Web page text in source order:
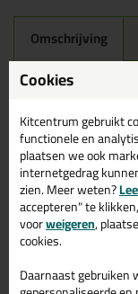
Omschrijving
Mapei
149 -
Zoek je Mapei
Gevonden! Deze
Vulkaan zand is te
Een professioneel
gebruiken is. Bestel
Vulkaan zand
= morgen in huis.
Wil je meer weten
product?Lees alles
Cookies
Kitcentrum gebruikt
functionele en
plaatsen we ook
internetgedrag
zien. Meer weten?
accepteren" te
voorweigeren,
cookies.
Daarnaast gebruiken